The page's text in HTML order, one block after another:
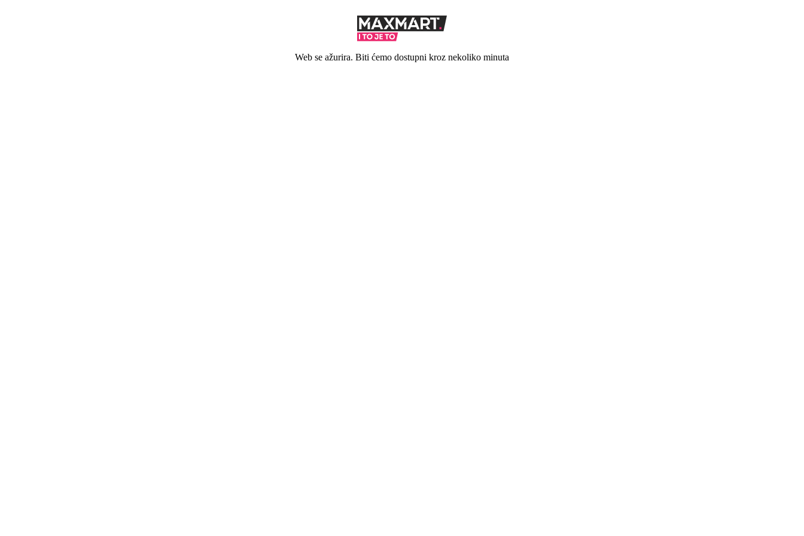
Web se ažurira. Biti ćemo dostupni kroz nekoliko minuta